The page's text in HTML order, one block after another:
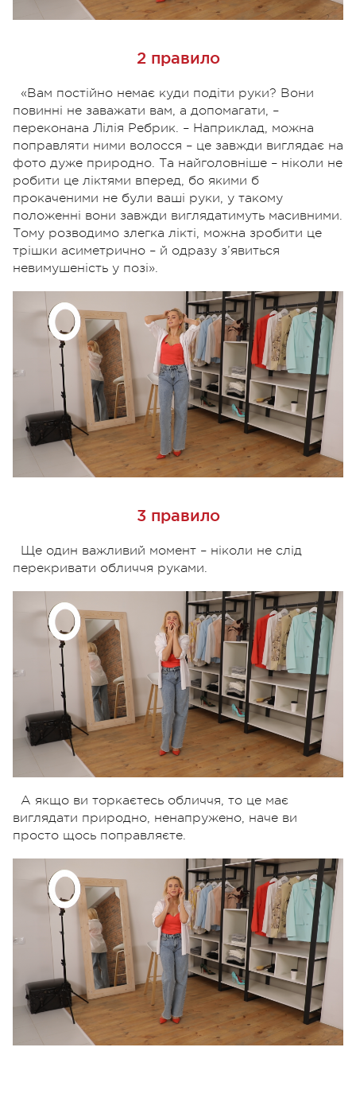
2 правило
«Вам постійно немає куди подіти руки? Вони
повинні не заважати вам, а допомагати, –
переконана Лілія Ребрик. – Наприклад, можна
поправляти ними волосся – це завжди виглядає на
фото дуже природно. Та найголовніше – ніколи не
робити це ліктями вперед, бо якими б
прокаченими не були ваші руки, у такому
положенні вони завжди виглядатимуть масивними.
Тому розводимо злегка лікті, можна зробити це
трішки асиметрично – й одразу з’явиться
невимушеність у позі».
3 правило
Ще один важливий момент – ніколи не слід
перекривати обличчя руками.
А якщо ви торкаєтесь обличчя, то це має
виглядати природно, ненапружено, наче ви
просто щось поправляєте.